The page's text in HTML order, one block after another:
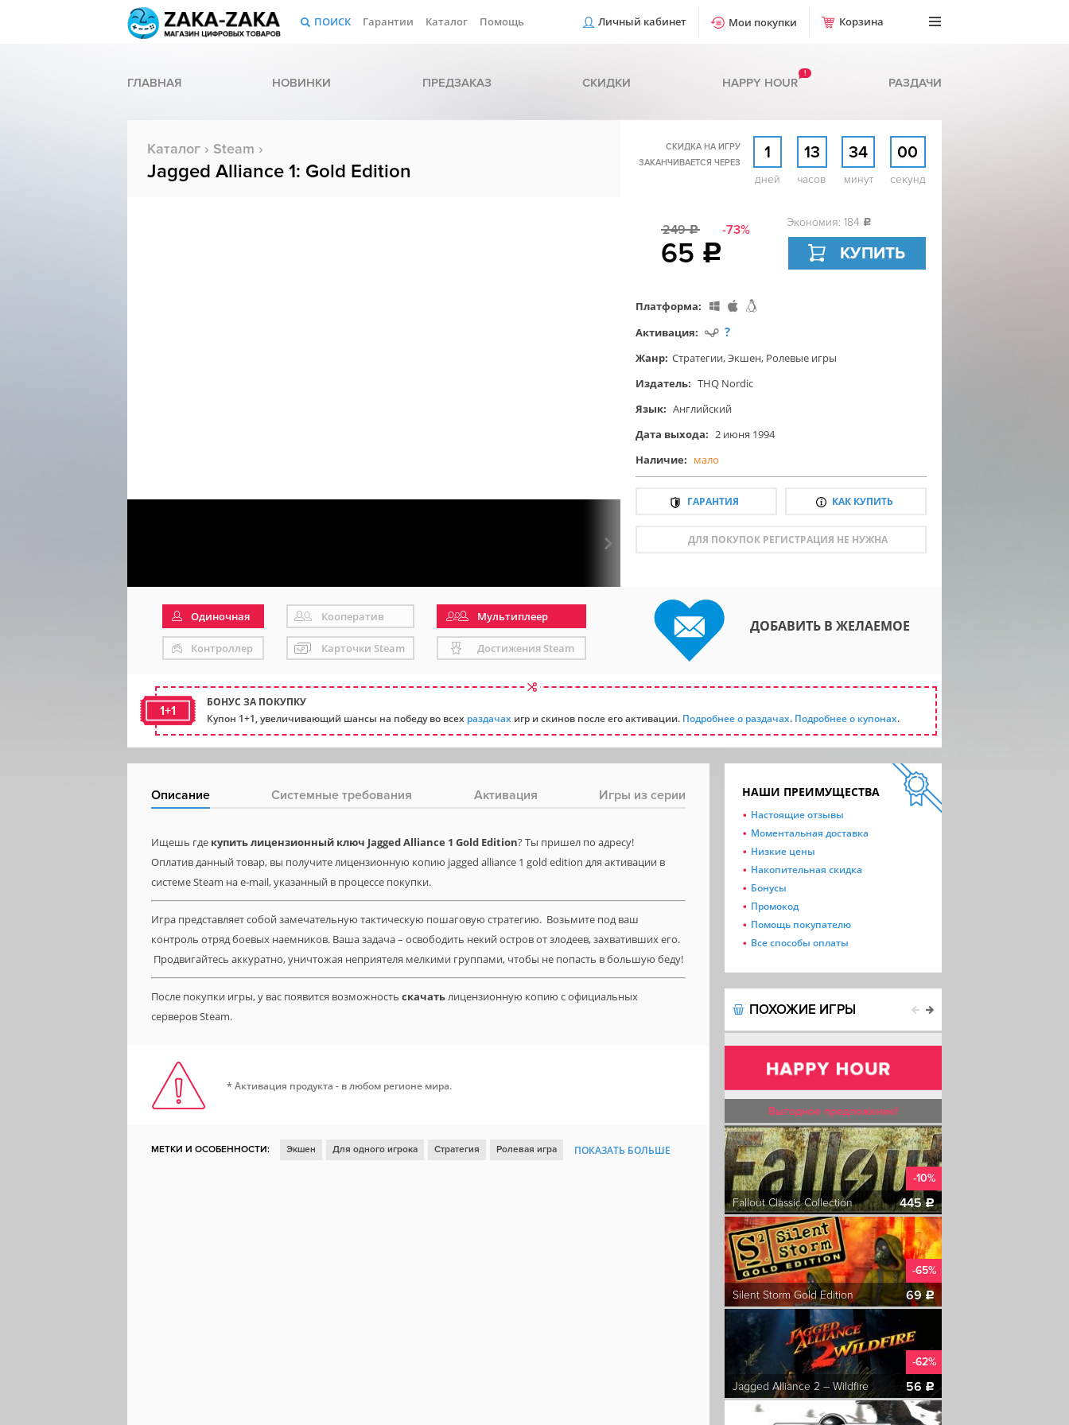
ПОИСК Гарантии Каталог Помощь Личный кабинет Мои покупки Корзина
ГЛАВНАЯ НОВИНКИ ПРЕДЗАКАЗ СКИДКИ HAPPY HOUR
!
РАЗДАЧИ
Каталог › Steam ›
Jagged Alliance 1: Gold Edition
СКИДКА НА ИГРУ
ЗАКАНЧИВАЕТСЯ ЧЕРЕЗ
1
дней
13
часов
33
минут
59
секунд
249c -73%
65 c
Экономия: 184 c
КУПИТЬ
Платформа:
Активация:
?
Жанр: Стратегии,Экшен, Ролевые игры
Издатель: THQ Nordic
Язык: Английский
Дата выхода: 2 июня 1994
Наличие: мало
ГАРАНТИЯ КАК КУПИТЬ
ДЛЯ ПОКУПОК РЕГИСТРАЦИЯ НЕ НУЖНА
Одиночная Кооператив Мультиплеер
Контроллер Карточки Steam Достижения Steam
ДОБАВИТЬ В ЖЕЛАЕМОЕ
1+1
БОНУС ЗА ПОКУПКУ
Купон 1+1, увеличивающий шансы на победу во всех раздачах игр и скинов после его активации. Подробнее о раздачах. Подробнее о купонах.
Описание Системные требования Активация Игры из серии
Ищешь где купить лицензионный ключ Jagged Alliance 1 Gold Edition? Ты пришел по адресу!
Оплатив данный товар, вы получите лицензионную копию jagged alliance 1 gold edition для активации в
системе Steam на e-mail, указанный в процессе покупки.
Игра представляет собой замечательную тактическую пошаговую стратегию. Возьмите под ваш
контроль отряд боевых наемников. Ваша задача – освободить некий остров от злодеев, захвативших его.
Продвигайтесь аккуратно, уничтожая неприятеля мелкими группами, чтобы не попасть в большую беду!
После покупки игры, у вас появится возможность скачатьлицензионную копию с официальных
серверов Steam.
* Активация продукта - в любом регионе мира.
МЕТКИ И ОСОБЕННОСТИ: Экшен Для одного игрока Стратегия Ролевая игра ПОКАЗАТЬ БОЛЬШЕ
НАШИ ПРЕИМУЩЕСТВА
Настоящие отзывы
Моментальная доставка
Низкие цены
Накопительная скидка
Бонусы
Промокод
Помощь покупателю
Все способы оплаты
ПОХОЖИЕ ИГРЫ
Выгодное предложение!
-10%
Fallout Classic Collection
445c
-65%
Silent Storm Gold Edition
69c
-62%
Jagged Alliance 2 – Wildfire
56 c